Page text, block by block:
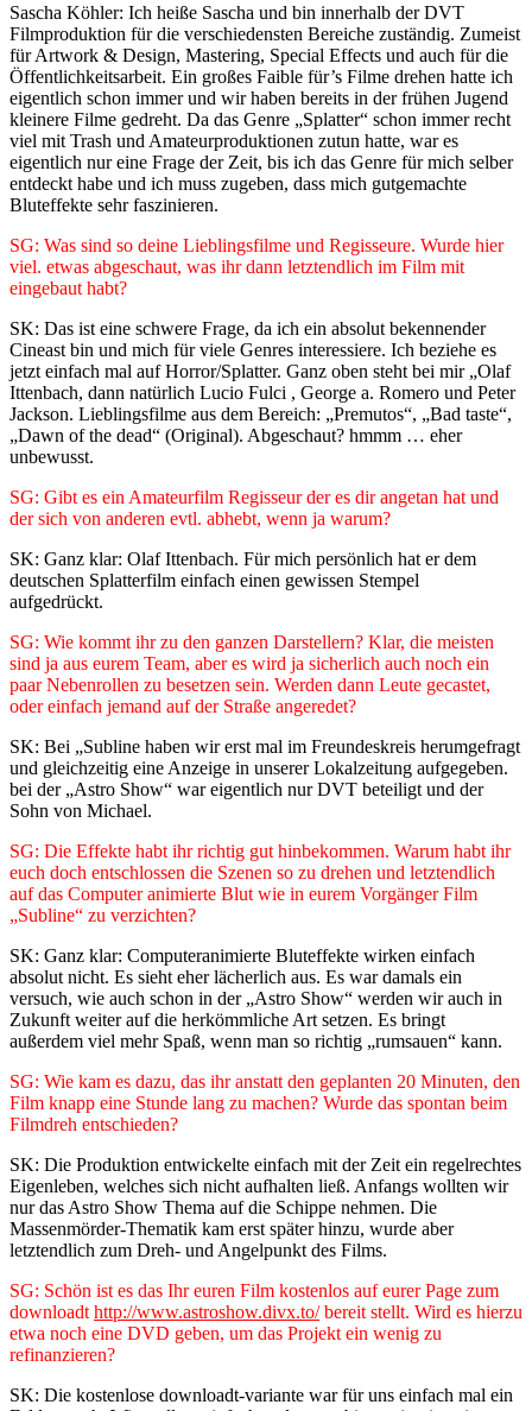
Sascha Köhler: Ich heiße Sascha und bin innerhalb der DVT
Filmproduktion für die verschiedensten Bereiche zuständig. Zumeist
für Artwork & Design, Mastering, Special Effects und auch für die
Öffentlichkeitsarbeit. Ein großes Faible für’s Filme drehen hatte ich
eigentlich schon immer und wir haben bereits in der frühen Jugend
kleinere Filme gedreht. Da das Genre „Splatter“ schon immer recht
viel mit Trash und Amateurproduktionen zutun hatte, war es
eigentlich nur eine Frage der Zeit, bis ich das Genre für mich selber
entdeckt habe und ich muss zugeben, dass mich gutgemachte
Bluteffekte sehr faszinieren.
SG: Was sind so deine Lieblingsfilme und Regisseure. Wurde hier
viel. etwas abgeschaut, was ihr dann letztendlich im Film mit
eingebaut habt?
SK: Das ist eine schwere Frage, da ich ein absolut bekennender
Cineast bin und mich für viele Genres interessiere. Ich beziehe es
jetzt einfach mal auf Horror/Splatter. Ganz oben steht bei mir „Olaf
Ittenbach, dann natürlich Lucio Fulci , George a. Romero und Peter
Jackson. Lieblingsfilme aus dem Bereich: „Premutos“, „Bad taste“,
„Dawn of the dead“ (Original). Abgeschaut? hmmm … eher
unbewusst.
SG: Gibt es ein Amateurfilm Regisseur der es dir angetan hat und
der sich von anderen evtl. abhebt, wenn ja warum?
SK: Ganz klar: Olaf Ittenbach. Für mich persönlich hat er dem
deutschen Splatterfilm einfach einen gewissen Stempel
aufgedrückt.
SG: Wie kommt ihr zu den ganzen Darstellern? Klar, die meisten
sind ja aus eurem Team, aber es wird ja sicherlich auch noch ein
paar Nebenrollen zu besetzen sein. Werden dann Leute gecastet,
oder einfach jemand auf der Straße angeredet?
SK: Bei „Subline haben wir erst mal im Freundeskreis herumgefragt
und gleichzeitig eine Anzeige in unserer Lokalzeitung aufgegeben.
bei der „Astro Show“ war eigentlich nur DVT beteiligt und der
Sohn von Michael.
SG: Die Effekte habt ihr richtig gut hinbekommen. Warum habt ihr
euch doch entschlossen die Szenen so zu drehen und letztendlich
auf das Computer animierte Blut wie in eurem Vorgänger Film
„Subline“ zu verzichten?
SK: Ganz klar: Computeranimierte Bluteffekte wirken einfach
absolut nicht. Es sieht eher lächerlich aus. Es war damals ein
versuch, wie auch schon in der „Astro Show“ werden wir auch in
Zukunft weiter auf die herkömmliche Art setzen. Es bringt
außerdem viel mehr Spaß, wenn man so richtig „rumsauen“ kann.
SG: Wie kam es dazu, das ihr anstatt den geplanten 20 Minuten, den
Film knapp eine Stunde lang zu machen? Wurde das spontan beim
Filmdreh entschieden?
SK: Die Produktion entwickelte einfach mit der Zeit ein regelrechtes
Eigenleben, welches sich nicht aufhalten ließ. Anfangs wollten wir
nur das Astro Show Thema auf die Schippe nehmen. Die
Massenmörder-Thematik kam erst später hinzu, wurde aber
letztendlich zum Dreh- und Angelpunkt des Films.
SG: Schön ist es das Ihr euren Film kostenlos auf eurer Page zum
downloadt http://www.astroshow.divx.to/bereit stellt. Wird es hierzu
etwa noch eine DVD geben, um das Projekt ein wenig zu
refinanzieren?
SK: Die kostenlose downloadt-variante war für uns einfach mal ein